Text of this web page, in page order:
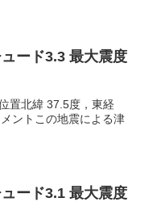
ード3.3 最大震度
置北緯 37.5度，東経
ントこの地震による津
ード3.1 最大震度